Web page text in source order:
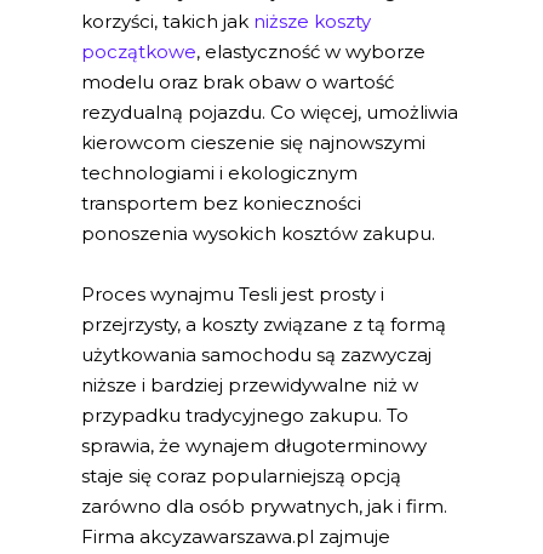
korzyści, takich jak niższe koszty
początkowe, elastyczność w wyborze
modelu oraz brak obaw o wartość
rezydualną pojazdu. Co więcej, umożliwia
kierowcom cieszenie się najnowszymi
technologiami i ekologicznym
transportem bez konieczności
ponoszenia wysokich kosztów zakupu.
Proces wynajmu Tesli jest prosty i
przejrzysty, a koszty związane z tą formą
użytkowania samochodu są zazwyczaj
niższe i bardziej przewidywalne niż w
przypadku tradycyjnego zakupu. To
sprawia, że wynajem długoterminowy
staje się coraz popularniejszą opcją
zarówno dla osób prywatnych, jak i firm.
Firma akcyzawarszawa.pl zajmuje